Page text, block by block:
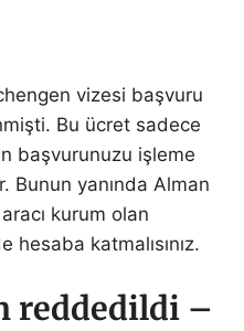
vizesi başvuru
Bu ücret sadece
başvurunuzu işleme
Bunun yanında Alman
kurum olan
hesaba katmalısınız.
reddedildi –